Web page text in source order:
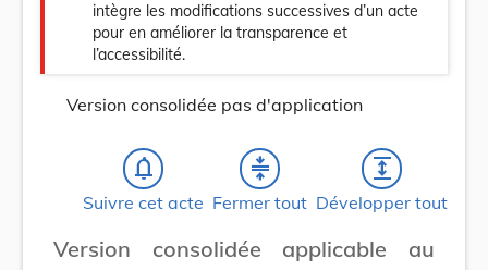
intègre les modifications successives d’un acte
pour en améliorer la transparence et
l’accessibilité.
Version consolidée pas d'application
notifications_none
Suivre cet acte
compress
Fermer tout
expand
Développer tout
Version consolidée applicable au